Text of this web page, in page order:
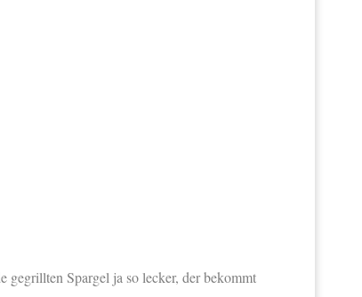
Spargel ja so lecker, der bekommt